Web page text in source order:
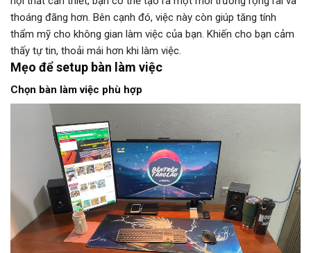
thoáng đãng hơn. Bên cạnh đó, việc này còn giúp tăng tính
thẩm mỹ cho không gian làm việc của bạn. Khiến cho bạn cảm
thấy tự tin, thoải mái hơn khi làm việc.
Mẹo để setup bàn làm việc
Chọn bàn làm việc phù hợp